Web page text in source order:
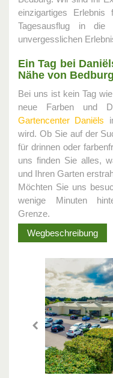
einzigartiges
Tagesausflug in
unvergesslichen
Ein Tag bei
Nähe von Bedburg
Bei uns ist kein Tag
neue Farben und
Gartencenter Daniëls
wird. Ob Sie auf der
für drinnen oder
uns finden Sie alles,
und Ihren Garten
Möchten Sie uns
wenige Minuten
Grenze.
Wegbeschreibung